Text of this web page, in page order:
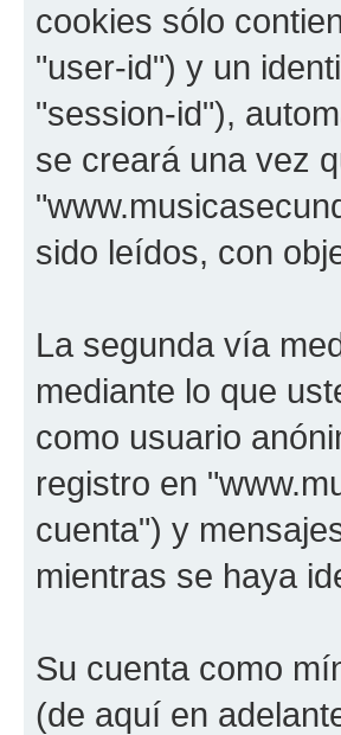
cookies sólo
"user-id") y un
"session-id"),
se creará una vez
sido leídos, con
La segunda vía
mediante lo que
como usuario
registro en
cuenta") y
mientras se haya
Su cuenta como
(de aquí en